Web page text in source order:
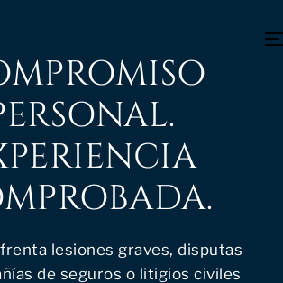
lesiones graves, disputas
de seguros o litigios civiles